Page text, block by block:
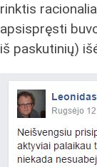
rinktis
apsispręsti
iš paskutinių)